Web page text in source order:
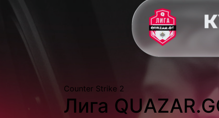
Counter Strike 2
Лига